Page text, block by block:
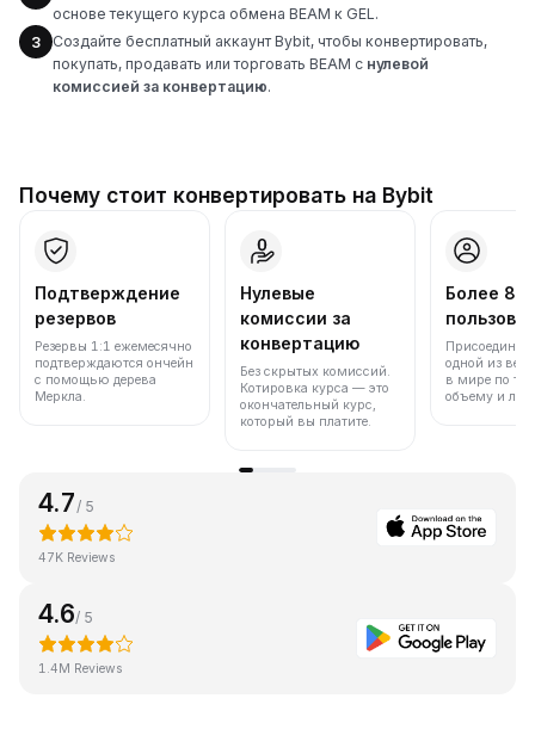
основе текущего курса обмена BEAM к GEL.
3
Создайте бесплатный аккаунт Bybit, чтобы конвертировать,
покупать, продавать или торговать BEAM с нулевой
комиссией за конвертацию.
Почему стоит конвертировать на Bybit
Подтверждение
резервов
Резервы 1:1 ежемесячно
подтверждаются ончейн
с помощью дерева
Меркла.
Нулевые
комиссии за
конвертацию
Без скрытых комиссий.
Котировка курса — это
окончательный курс,
который вы платите.
Более 86
одной из
в мире по
объему и
4.7 / 5
47K Reviews
4.6/ 5
1.4M Reviews